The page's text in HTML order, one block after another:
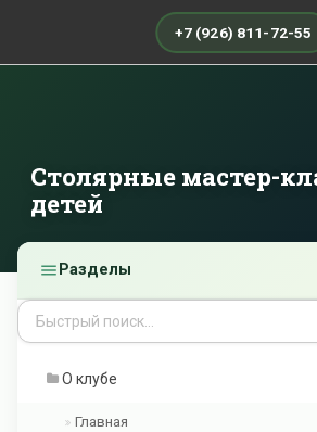
+7 (926) 811-72-55
Столярные мастер-
детей
Разделы
О клубе
Главная